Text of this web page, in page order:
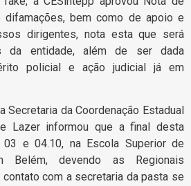
difamações, bem como de apoio e
dirigentes, nota esta que será
da entidade, além de ser dada
policial e ação judicial já em
Secretaria da Coordenação Estadual
Lazer informou que a final desta
e 04.10, na Escola Superior de
Belém, devendo as Regionais
com a secretaria da pasta se